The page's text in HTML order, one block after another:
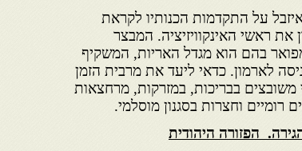
על התקדמות הכנותיו לקראת
שימש הארמון את ראשי האינקוויזיציה. המבצר
בהם הוא מגדל האריות, המשקיף
לארמון. כדאי ליעד את מרבית הזמן
משובצים בבריכות, במזרקות, מרחצאות